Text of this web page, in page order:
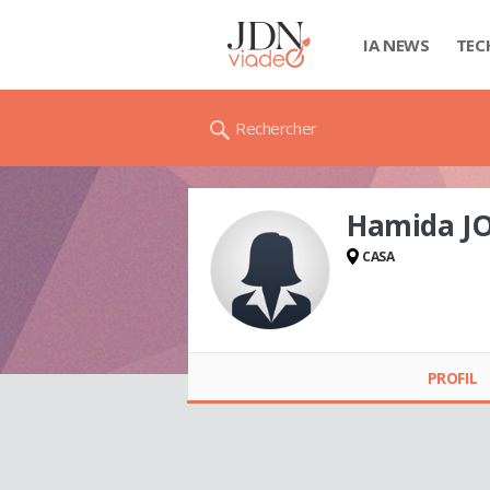
IA NEWS
Rechercher
Hamida
CASA
PROFIL